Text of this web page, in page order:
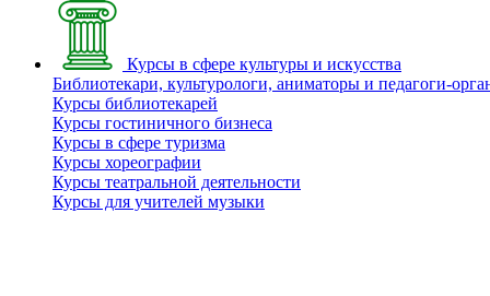
Курсы в сфере культуры и искусства
Библиотекари, культурологи, аниматоры и педагоги-
Курсы библиотекарей
Курсы гостиничного бизнеса
Курсы в сфере туризма
Курсы хореографии
Курсы театральной деятельности
Курсы для учителей музыки